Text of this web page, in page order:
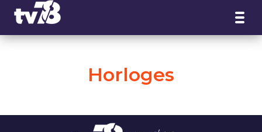
Horloges
Panneau de gestion des cookies